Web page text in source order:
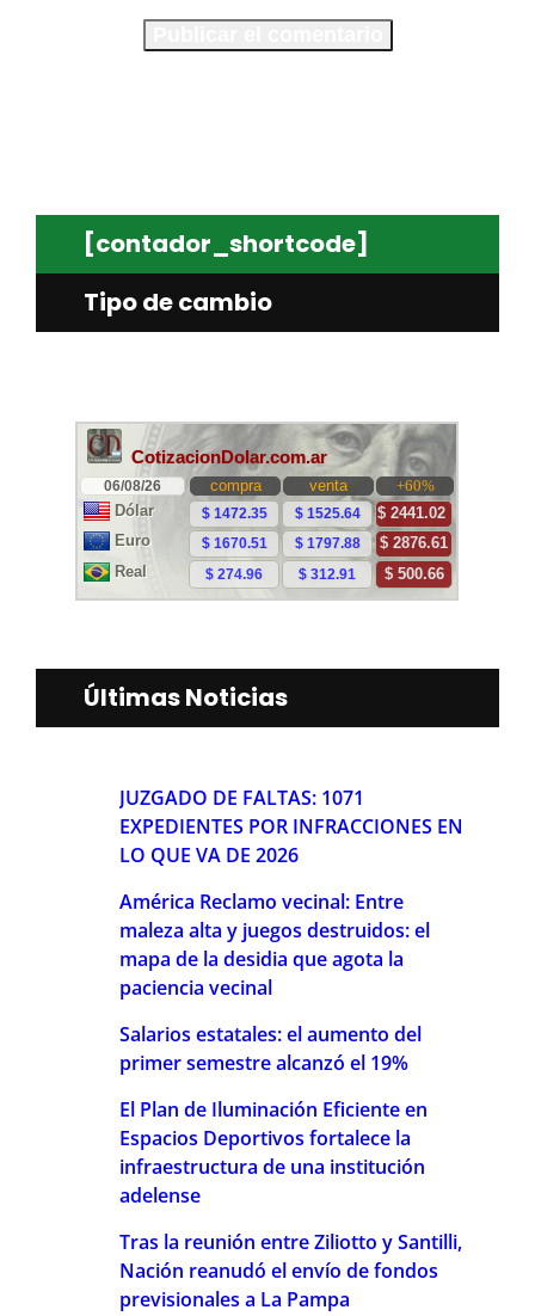
[contador_shortcode]
Tipo de cambio
Últimas Noticias
JUZGADO DE FALTAS: 1071
EXPEDIENTES POR INFRACCIONES EN
LO QUE VA DE 2026
América Reclamo vecinal: Entre
maleza alta y juegos destruidos: el
mapa de la desidia que agota la
paciencia vecinal
Salarios estatales: el aumento del
primer semestre alcanzó el 19%
El Plan de Iluminación Eficiente en
Espacios Deportivos fortalece la
infraestructura de una institución
adelense
Tras la reunión entre Ziliotto y Santilli,
Nación reanudó el envío de fondos
previsionales a La Pampa